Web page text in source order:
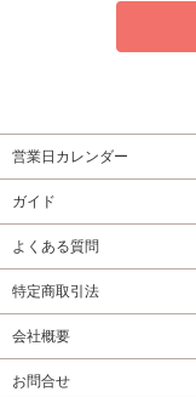
有償特典・『うなじに
恋の痕』12P小冊子
1,295
永乃あづみ
カートに入れる
New コミック
営業日カレンダー
ガイド
よくある質問
特定商取引法
会社概要
お問合せ